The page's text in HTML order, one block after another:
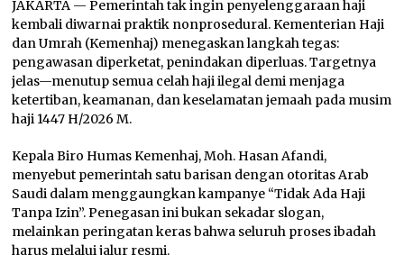
JAKARTA — Pemerintah tak ingin penyelenggaraan haji
kembali diwarnai praktik nonprosedural. Kementerian Haji
dan Umrah (Kemenhaj) menegaskan langkah tegas:
pengawasan diperketat, penindakan diperluas. Targetnya
jelas—menutup semua celah haji ilegal demi menjaga
ketertiban, keamanan, dan keselamatan jemaah pada musim
haji 1447 H/2026 M.
Kepala Biro Humas Kemenhaj, Moh. Hasan Afandi,
menyebut pemerintah satu barisan dengan otoritas Arab
Saudi dalam menggaungkan kampanye “Tidak Ada Haji
Tanpa Izin”. Penegasan ini bukan sekadar slogan,
melainkan peringatan keras bahwa seluruh proses ibadah
harus melalui jalur resmi.